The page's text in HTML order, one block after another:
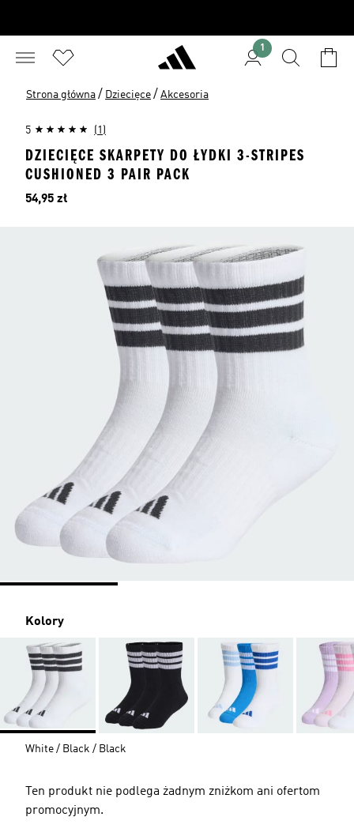
1
Strona główna / Dziecięce / Akcesoria
5 (1)
DZIECIĘCE SKARPETY DO ŁYDKI 3-STRIPES
CUSHIONED 3 PAIR PACK
Cena
54,95 zł
Kolory
White / Black / Black
Ten produkt nie podlega żadnym zniżkom ani ofertom
promocyjnym.